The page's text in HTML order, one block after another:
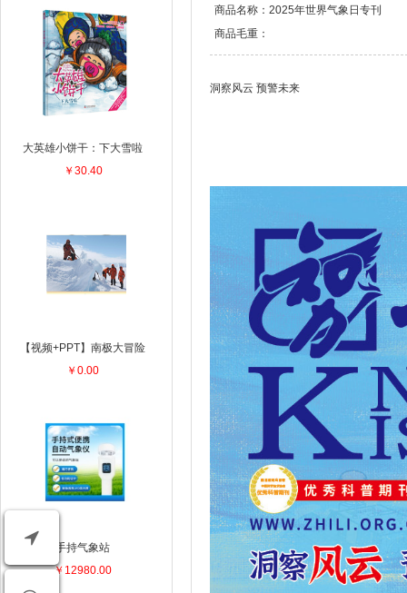
大英雄小饼干：下大雪啦
￥30.40
【视频+PPT】南极大冒险
￥0.00
手持气象站
￥12980.00
商品名称：2025年世界气象日专刊
商品毛重：
洞察风云 预警未来